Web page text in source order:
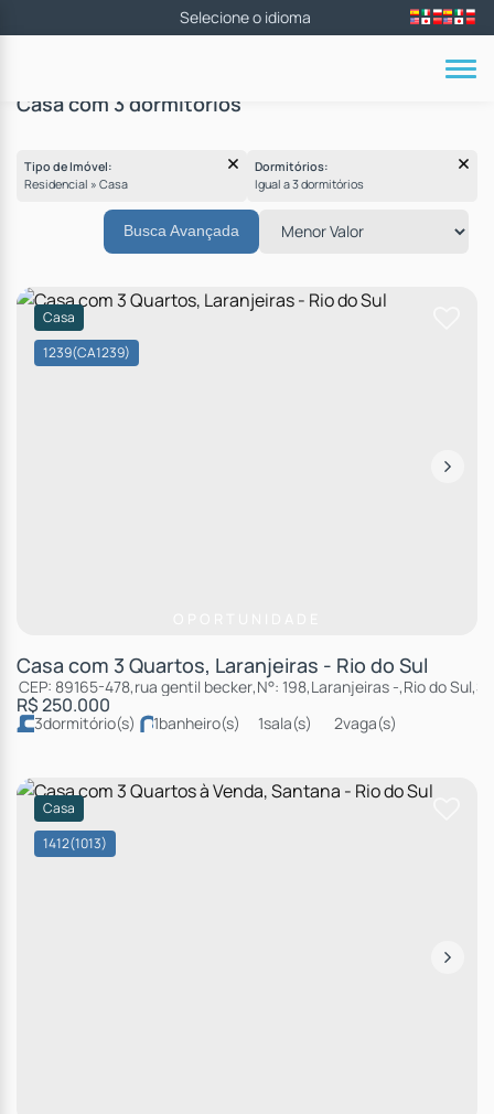
Casa com 3 dormitórios
Tipo de Imóvel:
Dormitórios:
Busca Avançada
1239(CA1239)
Casa
Casa com 3 Quartos, Laranjeiras - Rio do Sul
R$250.000
CEP: 89165-478,rua gentil becker,N°: 198,Laranjeiras ,Rio do Sul,
3dormitório(s) 1banheiro(s) 1sala(s) 2vaga(s)
1412(1013)
Casa